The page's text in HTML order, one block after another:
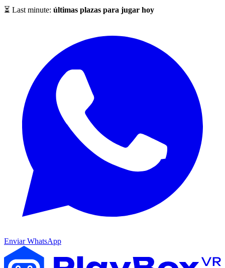
⏳ Last minute: últimas plazas para jugar hoy
Enviar WhatsApp